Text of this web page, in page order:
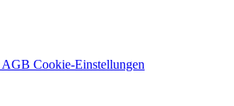
AGB Cookie-Einstellungen